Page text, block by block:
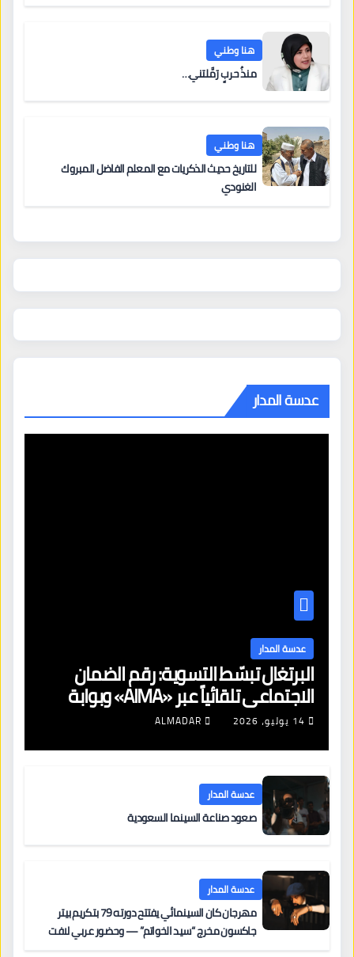
هنا وطني
منذُ حربٍ رَمَّلتني…
هنا وطني
للتاريخ حديث الذكريات مع المعلم الفاضل المبروك
الغنودي
عدسة المدار
عدسة المدار
البرتغال تبسّط التسوية: رقم الضمان
الاجتماعي تلقائياً عبر «AIMA» وبوابة
جديدة لتجديد الإقامات
14 يوليو، 2026 ALMADAR
عدسة المدار
صعود صناعة السينما السعودية
عدسة المدار
مهرجان كان السينمائي يفتتح دورته 79 بتكريم بيتر
جاكسون مخرج “سيد الخواتم” — وحضور عربي لافت